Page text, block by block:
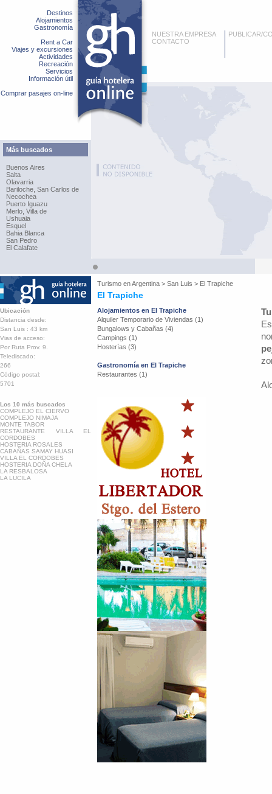
Destinos
Alojamientos
Gastronomía
Rent a Car
Viajes y excursiones
Actividades
Recreación
Servicios
Información útil
Comprar pasajes on-line
Más buscados
Buenos Aires
Salta
Olavarria
Bariloche, San Carlos de
Necochea
Puerto Iguazu
Merlo, Villa de
Ushuaia
Esquel
Bahia Blanca
San Pedro
El Calafate
NUESTRA EMPRESA
CONTACTO
PUBLICAR/
Turismo enArgentina > San Luis > El Trapiche
El Trapiche
Ubicación
Distancia desde:
San Luis : 43 km
Vias de acceso:
Por Ruta Prov. 9.
Telediscado:
266
Código postal:
5701
Los 10 más buscados
COMPLEJO EL CIERVO
COMPLEJO NIMAJA
MONTE TABOR
RESTAURANTE VILLA EL
CORDOBES
HOSTERIA ROSALES
CABAÑAS SAMAY HUASI
VILLA EL CORDOBES
HOSTERIA DOÑA CHELA
LA RESBALOSA
LA LUCILA
Alojamientos en El Trapiche
Alquiler Temporario de Viviendas (1)
Bungalows y Cabañas (4)
Campings (1)
Hosterías (3)
Gastronomía en El Trapiche
Restaurantes (1)